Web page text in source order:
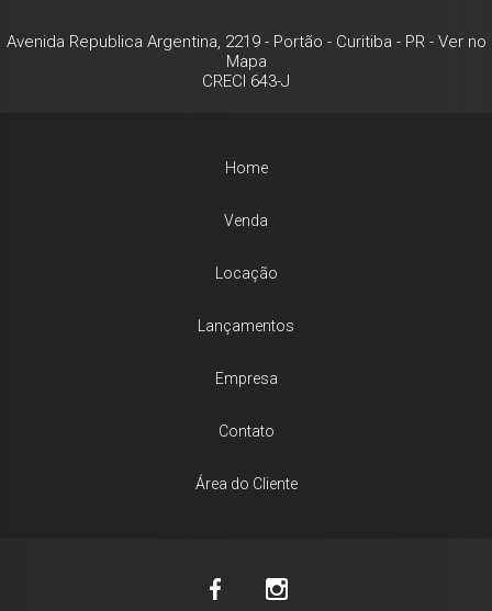
Avenida Republica Argentina, 2219- Portão - Curitiba - PR- Ver no
Mapa
CRECI 643-J
Home
Venda
Locação
Lançamentos
Empresa
Contato
Área do Cliente